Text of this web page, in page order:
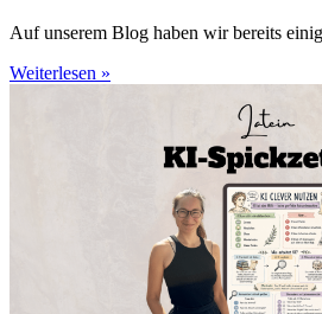
Auf unserem Blog haben wir bereits
Weiterlesen »